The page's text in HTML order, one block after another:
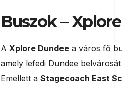
Buszok –
AXplore Dundee a város fő
amely lefedi Dundee
Emellett aStagecoach East